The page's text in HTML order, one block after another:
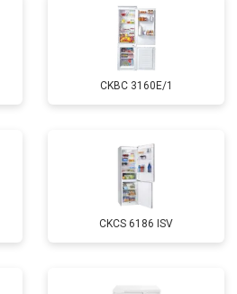
CKBC 3160E/1
CKCS 6186 ISV